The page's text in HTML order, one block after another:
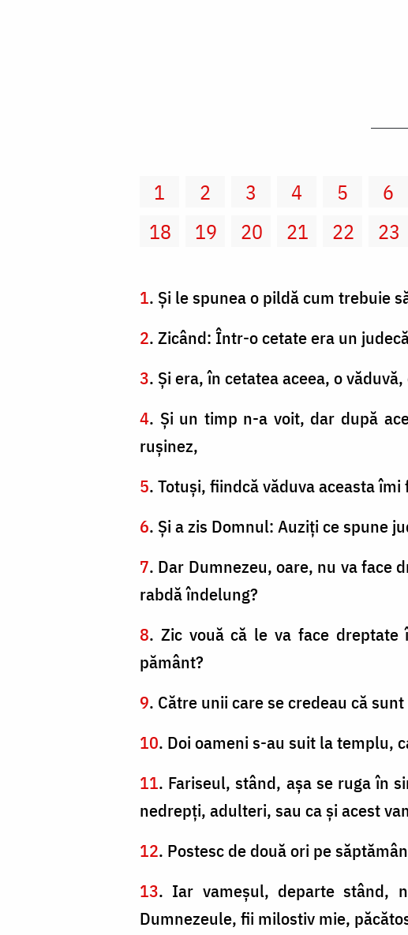
1 2 3 4 5 6
18
19 20 21 22 23
1. Şi le spunea o pildă cum trebuie
2. Zicând: Într-o cetate era un
3. Şi era, în cetatea aceea, o
4. Şi un timp n-a voit, dar după
ruşinez,
5. Totuşi, fiindcă văduva aceasta
6. Şi a zis Domnul: Auziţi ce spune
7. Dar Dumnezeu, oare, nu va face
rabdă îndelung?
8. Zic vouă că le va face
pământ?
9. Către unii care se credeau că
10. Doi oameni s-au suit la templu,
11. Fariseul, stând, aşa se ruga în
nedrepţi, adulteri, sau ca şi acest
12. Postesc de două ori pe
13. Iar vameşul, departe stând,
Dumnezeule, fii milostiv mie,